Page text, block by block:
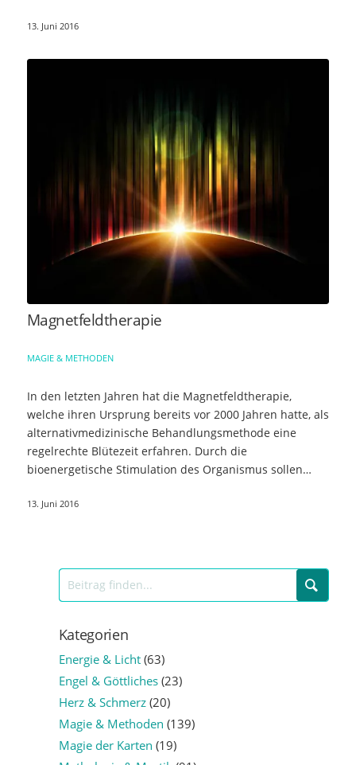
13. Juni 2016
Magnetfeldtherapie
MAGIE & METHODEN
In den letzten Jahren hat die Magnetfeldtherapie,
welche ihren Ursprung bereits vor 2000 Jahren hatte, als
alternativmedizinische Behandlungsmethode eine
regelrechte Blütezeit erfahren. Durch die
bioenergetische Stimulation des Organismus sollen…
13. Juni 2016
Kategorien
Energie & Licht(63)
Engel & Göttliches(23)
Herz & Schmerz(20)
Magie & Methoden (139)
Magie der Karten (19)